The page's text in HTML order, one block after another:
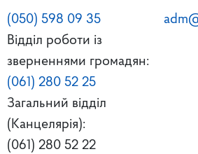
(050) 598 09 35
Відділ роботи із
зверненнями громадян:
(061) 280 52 25
Загальний відділ
(Канцелярія):
(061) 280 52 22